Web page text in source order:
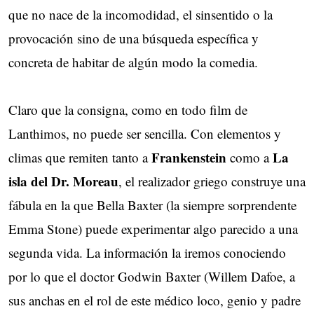
que no nace de la incomodidad, el sinsentido o la
provocación sino de una búsqueda específica y
concreta de habitar de algún modo la comedia.
Claro que la consigna, como en todo film de
Lanthimos, no puede ser sencilla. Con elementos y
climas que remiten tanto aFrankenstein como aLa
isla del Dr. Moreau, el realizador griego construye una
fábula en la que Bella Baxter (la siempre sorprendente
Emma Stone) puede experimentar algo parecido a una
segunda vida. La información la iremos conociendo
por lo que el doctor Godwin Baxter (Willem Dafoe, a
sus anchas en el rol de este médico loco, genio y padre